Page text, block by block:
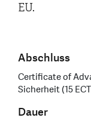
EU.
Abschluss
Certificate of
Sicherheit (15
Dauer